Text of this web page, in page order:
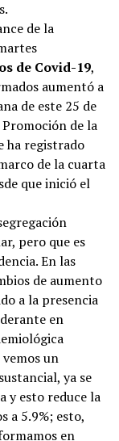
de la
de Covid-19,
aumentó a
de este 25 de
de la
ha registrado
de la cuarta
que inició el
pero que es
En las
de aumento
a la presencia
en
un
ya se
y esto reduce la
a 5.9%; esto,
en